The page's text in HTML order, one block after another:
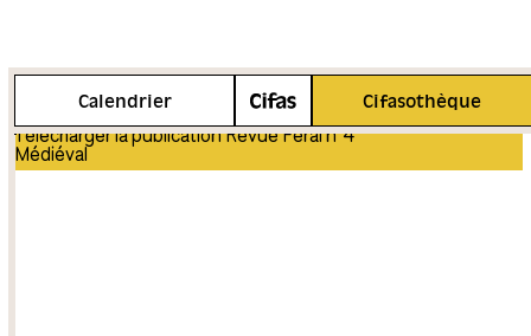
Calendrier Cifasothèque
Plus d'info
Télécharger la publication Revue Feral n°4
Médiéval